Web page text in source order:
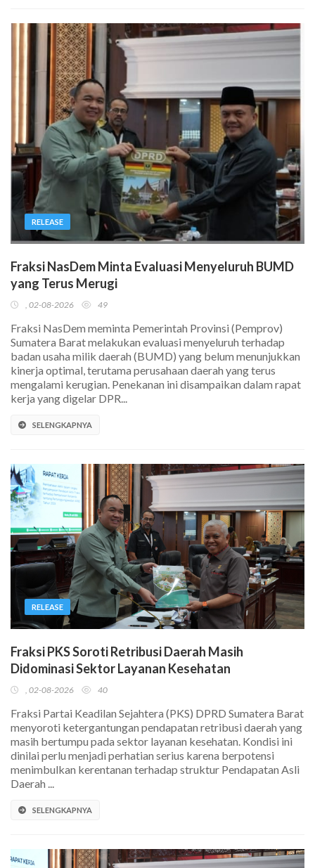
RELEASE
Fraksi NasDem Minta Evaluasi Menyeluruh BUMD
yang Terus Merugi
, 02-08-2026 49
Fraksi NasDem meminta Pemerintah Provinsi (Pemprov)
Sumatera Barat melakukan evaluasi menyeluruh terhadap
badan usaha milik daerah (BUMD) yang belum menunjukkan
kinerja optimal, terutama perusahaan daerah yang terus
mengalami kerugian. Penekanan ini disampaikan dalam rapat
kerja yang digelar DPR...
SELENGKAPNYA
RELEASE
Fraksi PKS Soroti Retribusi Daerah Masih
Didominasi Sektor Layanan Kesehatan
, 02-08-2026 40
Fraksi Partai Keadilan Sejahtera (PKS) DPRD Sumatera Barat
menyoroti ketergantungan pendapatan retribusi daerah yang
masih bertumpu pada sektor layanan kesehatan. Kondisi ini
dinilai perlu menjadi perhatian serius karena berpotensi
menimbulkan kerentanan terhadap struktur Pendapatan Asli
Daerah ...
SELENGKAPNYA